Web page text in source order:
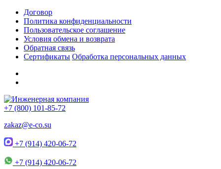
Договор
Политика конфиденциальности
Пользовательское соглашение
Условия обмена и возврата
Обратная связь
Сертификаты Обработка персональных данных
+7 (800) 101-85-72
zakaz@e-co.su
+7 (914) 420-06-72
+7 (914) 420-06-72